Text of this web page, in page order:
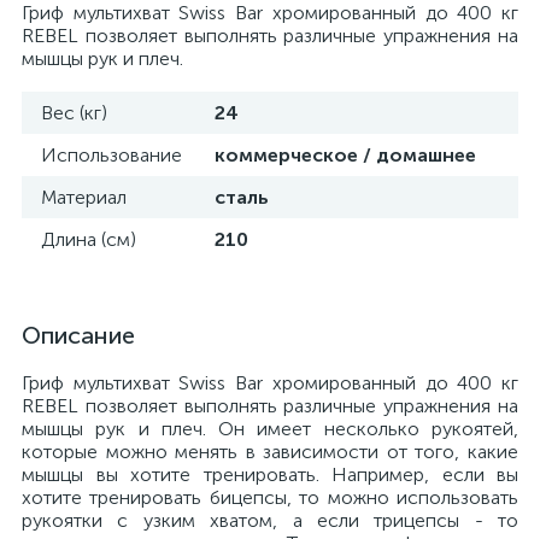
Гриф мультихват Swiss Bar хромированный до 400 кг
REBEL позволяет выполнять различные упражнения на
мышцы рук и плеч.
Вес (кг)
24
Использование
коммерческое / домашнее
Материал
сталь
Длина (см)
210
Описание
Гриф мультихват Swiss Bar хромированный до 400 кг
REBEL позволяет выполнять различные упражнения на
мышцы рук и плеч. Он имеет несколько рукоятей,
которые можно менять в зависимости от того, какие
мышцы вы хотите тренировать. Например, если вы
хотите тренировать бицепсы, то можно использовать
рукоятки с узким хватом, а если трицепсы - то